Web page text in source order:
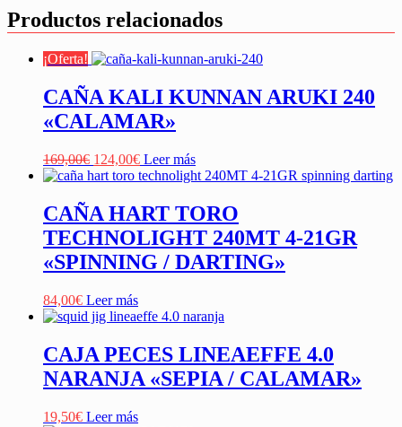
Productos relacionados
¡Oferta!
CAÑA KALI KUNNAN ARUKI 240
«CALAMAR»
169,00€ El
precio
era:
169,00€.
124,00€El
precio
es:
124,00€.
Leer más
CAÑA HART TORO
TECHNOLIGHT 240MT 4-21GR
«SPINNING / DARTING»
84,00€ Leer más
CAJA PECES LINEAEFFE 4.0
NARANJA «SEPIA / CALAMAR»
19,50€ Leer más